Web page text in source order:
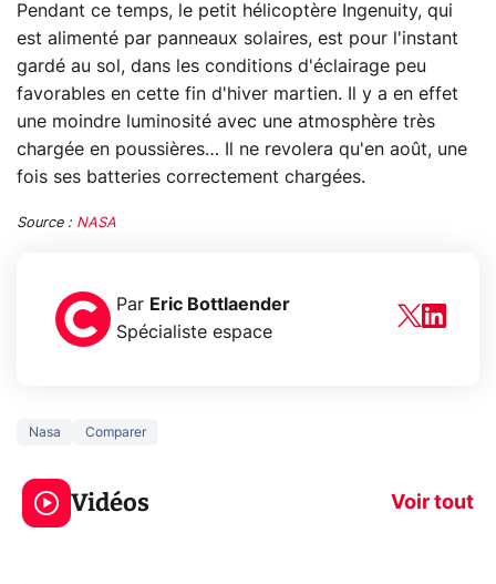
Pendant ce temps, le petit hélicoptère Ingenuity, qui
est alimenté par panneaux solaires, est pour l'instant
gardé au sol, dans les conditions d'éclairage peu
favorables en cette fin d'hiver martien. Il y a en effet
une moindre luminosité avec une atmosphère très
chargée en poussières… Il ne revolera qu'en août, une
fois ses batteries correctement chargées.
Source : NASA
Par Eric Bottlaender
Spécialiste espace
Nasa Comparer
Vidéos Voir tout
5 générations de
jeux dans la
prochaine Xbox !
navigation